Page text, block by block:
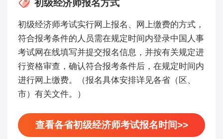
初级经济师报名方式
初级经济师考试实行网上报名、网上缴费的方式，
符合报考条件的人员需在规定时间内登录中国人事
考试网在线填写并提交报名信息，并按有关规定进
行资格审查，确认符合报考条件后，在规定时间内
进行网上缴费。（报名具体安排详见各省（区、
市）有关文件。）
查看各省初级经济师考试报名时间>>